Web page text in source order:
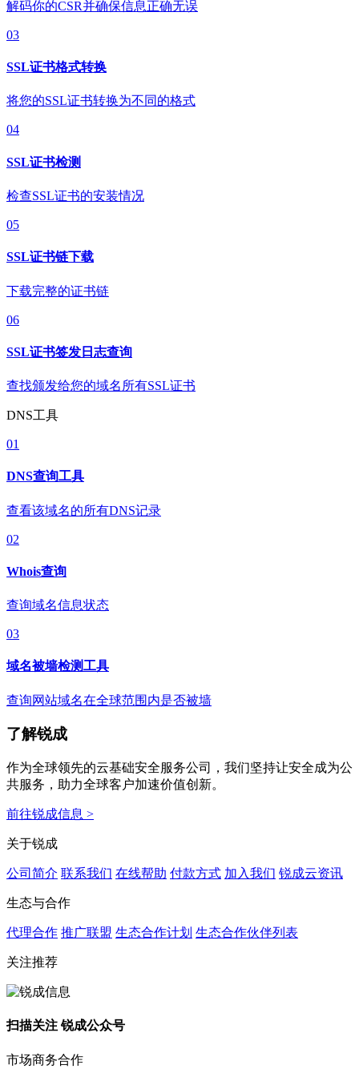
解码你的CSR并确保信息正确无误
03
SSL证书格式转换
将您的SSL证书转换为不同的格式
04
SSL证书检测
检查SSL证书的安装情况
05
SSL证书链下载
下载完整的证书链
06
SSL证书签发日志查询
查找颁发给您的域名所有SSL证书
DNS工具
01
DNS查询工具
查看该域名的所有DNS记录
02
Whois查询
查询域名信息状态
03
域名被墙检测工具
查询网站域名在全球范围内是否被墙
了解锐成
作为全球领先的云基础安全服务公司，我们坚持让安全成为公
共服务，助力全球客户加速价值创新。
前往锐成信息 >
关于锐成
公司简介 联系我们 在线帮助 付款方式 加入我们 锐成云资讯
生态与合作
代理合作 推广联盟 生态合作计划 生态合作伙伴列表
关注推荐
扫描关注 锐成公众号
市场商务合作